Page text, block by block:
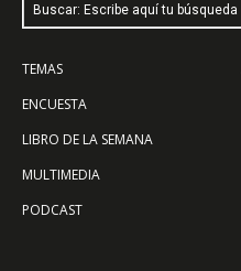
Buscar: Escribe aquí tu búsqueda
TEMAS
ENCUESTA
LIBRO DE LA SEMANA
MULTIMEDIA
PODCAST